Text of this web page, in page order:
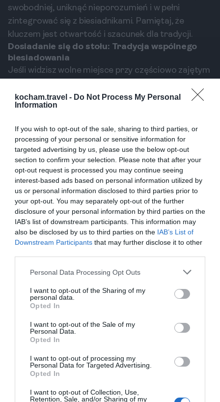
kocham.travel - Do Not Process My Personal
Information
If you wish to opt-out of the sale, sharing to third parties, or
processing of your personal or sensitive information for
targeted advertising by us, please use the below opt-out
section to confirm your selection. Please note that after your
opt-out request is processed you may continue seeing
interest-based ads based on personal information utilized by
us or personal information disclosed to third parties prior to
your opt-out. You may separately opt-out of the further
disclosure of your personal information by third parties on the
IAB’s list of downstream participants. This information may
also be disclosed by us to third parties on the IAB’s List of
Downstream Participants that may further disclose it to other
Personal Data Processing Opt Outs
I want to opt-out of the Sharing of my
personal data.
Opted In
I want to opt-out of the Sale of my
Personal Data.
Opted In
I want to opt-out of processing my
Personal Data for Targeted Advertising.
Opted In
I want to opt-out of Collection, Use,
Retention, Sale, and/or Sharing of my
swobodniej, uniknąć nieporozumień i w pełni
zintegrować się z biesiadnikami. Pamiętaj, że
kluczem jest otwartość i szacunek dla tradycji.
Dosiadanie się do stołu: Tradycja wspólnego
biesiadowania
Jeśli widzisz wolne miejsce przy częściowo zajętym
Dzielenie stołu z nieznajomymi jest tu całkowicie
normalne i wręcz oczekiwane. To doskonała okazja
lokalnych mieszkańców.
Własny prowiant: Co wolno, a czego nie?
W tradycyjnych ogródkach piwnych, w strefie
samoobsługowej, można spożywać własne jedzenie
– to prawo gwarantowane przez wspomniany
dekret z 1812 roku. Pamiętaj jednak, że napoje, a
zwłaszcza piwo, musisz kupić na miejscu.
Przynoszenie własnych trunków jest absolutnie
niedozwolone.
*Maß*, czyli litrowy, szklany kufel. Zamawiając "ein
Bier", prawie na pewno otrzymasz właśnie taki. Jeśli
chcesz mniejsze piwo (0,5 litra), musisz poprosić o
Kaucja za kufel (Pfand)
W strefie samoobsługowej przy zakupie piwa
zapłacisz kaucję (*Pfand*) za kufel, zazwyczaj w
wysokości 1-2 euro. Pieniądze odzyskasz, oddając
skuteczny sposób na utrzymanie porządku.